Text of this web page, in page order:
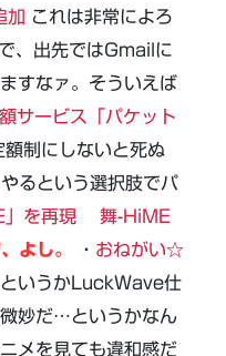
加 これは非常によろ
、出先ではGmailに
すなァ。そういえば
サービス「パケット
制にしないと死ぬ
るという選択肢でパ
」を再現 舞-HiME
よし。 ・ おねがい☆
いうかLuckWave仕
妙だ…というかなん
メを見ても違和感だ